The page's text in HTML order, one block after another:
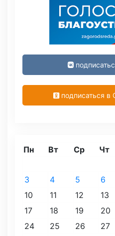
подписаться в
Пн Вт Ср Чт
3
4 5 6
10
11 12 13
17
18 19 20
24
25 26 27